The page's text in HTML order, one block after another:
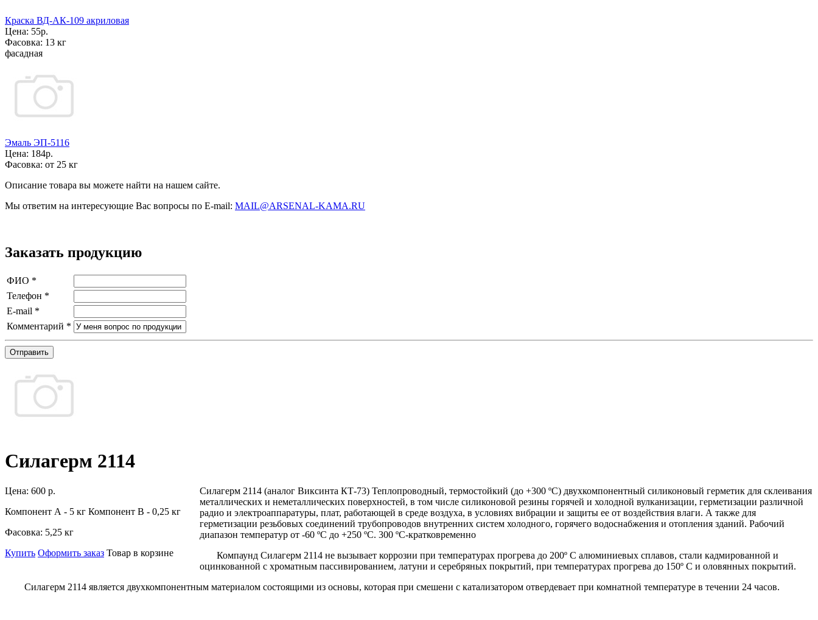
Краска ВД-АК-109 акриловая
Цена: 55р.
Фасовка: 13 кг
фасадная
Эмаль ЭП-5116
Цена: 184р.
Фасовка: от 25 кг
Описание товара вы можете найти на нашем сайте.
Мы ответим на интересующие Вас вопросы по E-mail: MAIL@ARSENAL-KAMA.RU
Заказать продукцию
ФИО *
Телефон *
E-mail *
Комментарий *
Отправить
Силагерм 2114
Цена: 600 р.
Компонент А - 5 кг Компонент В - 0,25 кг
Фасовка: 5,25 кг
Купить Оформить заказ Товар в корзине
Силагерм 2114 (аналог Виксинта КТ-73) Теплопроводный, термостойкий (до +300 ºС) двухкомпонентный силиконовый герметик для склеивания
металлических и неметаллических поверхностей, в том числе силиконовой резины горячей и холодной вулканизации, герметизации различной
радио и электроаппаратуры, плат, работающей в среде воздуха, в условиях вибрации и защиты ее от воздействия влаги. А также для
герметизации резьбовых соединений трубопроводов внутренних систем холодного, горячего водоснабжения и отопления зданий. Рабочий
диапазон температур от -60 ºС до +250 ºС. 300 ºС-кратковременно
Компаунд Силагерм 2114 не вызывает коррозии при температурах прогрева до 200º С алюминиевых сплавов, стали кадмированной и
оцинкованной с хроматным пассивированием, латуни и серебряных покрытий, при температурах прогрева до 150º С и оловянных покрытий.
Силагерм 2114 является двухкомпонентным материалом состоящими из основы, которая при смешени с катализатором отвердевает при комнатной температуре в течении 24 часов.